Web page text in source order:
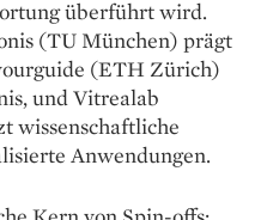
überführt wird.
(TU München) prägt
(ETH Zürich)
und Vitrealab
wissenschaftliche
Anwendungen.